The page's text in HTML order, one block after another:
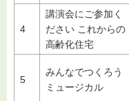
4
講演会にご参加く
ださい これからの
高齢化住宅
5
みんなでつくろう
ミュージカル